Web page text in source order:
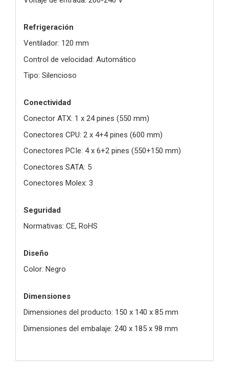
Refrigeración
Ventilador: 120 mm
Control de velocidad: Automático
Tipo: Silencioso
Conectividad
Conector ATX: 1 x 24 pines (550 mm)
Conectores CPU: 2 x 4+4 pines (600 mm)
Conectores PCIe: 4 x 6+2 pines (550+150 mm)
Conectores SATA: 5
Conectores Molex: 3
Seguridad
Normativas: CE, RoHS
Diseño
Color: Negro
Dimensiones
Dimensiones del producto: 150 x 140 x 85 mm
Dimensiones del embalaje: 240 x 185 x 98 mm